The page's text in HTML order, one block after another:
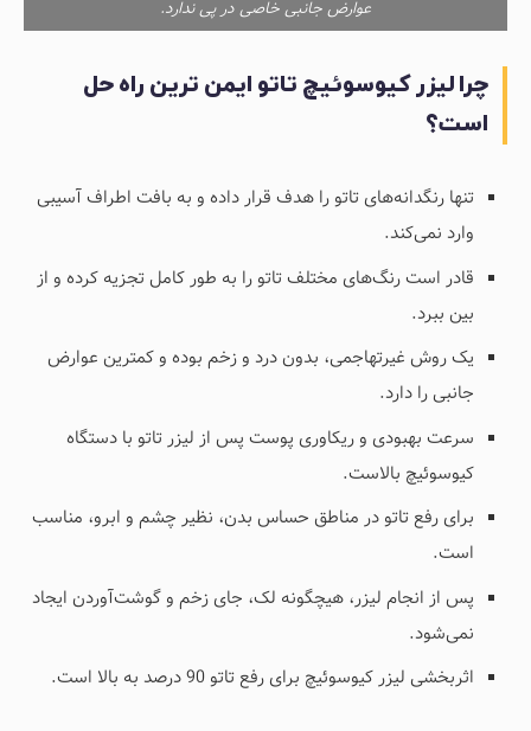
عوارض جانبی خاصی در پی ندارد.
چرا لیزر کیوسوئیچ تاتو ایمن ترین راه حل
است؟
تنها رنگدانه‌های تاتو را هدف قرار داده و به بافت اطراف آسیبی
وارد نمی‌کند.
قادر است رنگ‌های مختلف تاتو را به طور کامل تجزیه کرده و از
بین ببرد.
یک روش غیرتهاجمی، بدون درد و زخم بوده و کمترین عوارض
جانبی را دارد.
سرعت بهبودی و ریکاوری پوست پس از لیزر تاتو با دستگاه
کیوسوئیچ بالاست.
برای رفع تاتو در مناطق حساس بدن، نظیر چشم و ابرو، مناسب
است.
پس از انجام لیزر، هیچگونه لک، جای زخم و گوشت‌آوردن ایجاد
نمی‌شود.
اثربخشی لیزر کیوسوئیچ برای رفع تاتو 90 درصد به بالا است.